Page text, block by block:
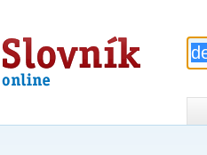
Slovník
online